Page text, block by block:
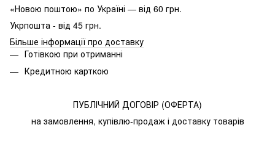
«Новою поштою» по Україні — від 60 грн.
Укрпошта - від 45 грн.
Більше інформації про доставку
Готівкою при отриманні
Кредитною карткою
ПУБЛІЧНИЙ ДОГОВІР (ОФЕРТА)
на замовлення, купівлю-продаж і доставку товарів